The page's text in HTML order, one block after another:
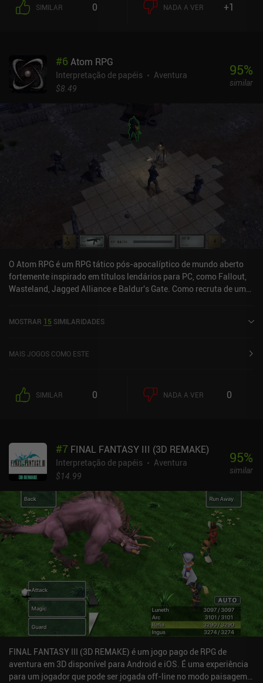
SIMILAR 0 NADA A VER +1
#6Atom RPG
Interpretação de papéis
Aventura
$8.49
95%
similar
O Atom RPG é um RPG tático pós-apocalíptico de mundo aberto
fortemente inspirado em títulos lendários para PC, como Fallout,
Wasteland, Jagged Alliance e Baldur's Gate. Como recruta de uma
esquadrão desaparecido de nossos companheiros. Precisamos
úteis, fazer recados e concluir missões. À medida que
exploraremos vastos territórios cheios de perigos, mistérios e,
possivelmente, tesouros. Fiel aos clássicos do gênero, temos total
disparar um único tiro. O jogo é equilibrado o suficiente para
possibilitar todas essas estratégias, e as habilidades e
capacidades que selecionamos durante a criação do personagem
situações em que decisões morais difíceis devem ser tomadas ou
abordagens pouco ortodoxas devem ser seguidas. Por isso, o jogo
oferece dezenas de horas de jogabilidade interessante. Nossa
aventura nos leva por mais de 100 áreas altamente detalhadas,
repletas de missões secundárias, eventos aleatórios, uma
variedade de monstros para combater e mais de 600 personagens
interessantes com histórias de arrepiar o sangue. O Atom RPG é
um jogo premium de US$ 8,49 que vale muito a pena,
considerando a quantidade de conteúdo que oferece. DLCs
gratuitos são adicionados constantemente, e há um iAP opcional
de US$ 1 para apoiar ainda mais os desenvolvedores. É um dos
melhores jogos desse gênero no celular e absolutamente
obrigatório para quem gosta de RPGs pós-apocalípticos hardcore.
MOSTRAR 15 SIMILARIDADES
MAIS JOGOS COMO ESTE
SIMILAR 0 NADA A VER 0
#7 FINAL FANTASY III (3D REMAKE)
Interpretação de papéis
Aventura
$14.99
95%
similar
FINAL FANTASY III (3D REMAKE) é um jogo pago de RPG de
aventura em 3D disponível para Android e iOS. É uma experiência
para um jogador que pode ser jogada off-line no modo paisagem.